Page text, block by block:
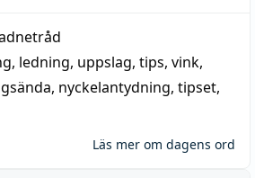
, ledning, uppslag, tips, vink,
, nyckelantydning, tipset,
Läs mer om dagens ord